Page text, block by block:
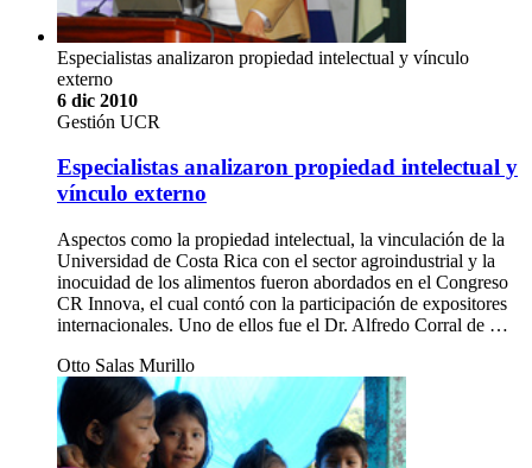
Especialistas analizaron propiedad intelectual y vínculo
externo
6 dic 2010
Gestión UCR
Especialistas analizaron propiedad intelectual y
vínculo externo
Aspectos como la propiedad intelectual, la vinculación de la
Universidad de Costa Rica con el sector agroindustrial y la
inocuidad de los alimentos fueron abordados en el Congreso
CR Innova, el cual contó con la participación de expositores
internacionales. Uno de ellos fue el Dr. Alfredo Corral de …
Otto Salas Murillo